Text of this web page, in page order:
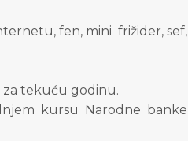
fen, mini frižider, sef,
za tekuću godinu.
kursu Narodne banke